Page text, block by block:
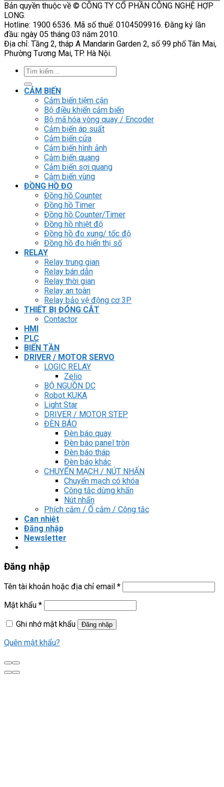
Bản quyền thuộc về © CÔNG TY CỔ PHẦN CÔNG NGHỆ HỢP
LONG.
Hotline: 1900 6536. Mã số thuế: 0104509916. Đăng ký lần
đầu: ngày 05 tháng 03 năm 2010.
Địa chỉ: Tầng 2, tháp A Mandarin Garden 2, số 99 phố Tân Mai,
Phường Tương Mai, TP. Hà Nội.
Tìm
kiếm:
CẢM BIẾN
Cảm biến tiệm cận
Bộ điều khiển cảm biến
Bộ mã hóa vòng quay / Encoder
Cảm biến áp suất
Cảm biến cửa
Cảm biến hình ảnh
Cảm biến quang
Cảm biến sợi quang
Cảm biến vùng
ĐỒNG HỒ ĐO
Đồng hồ Counter
Đồng hồ Timer
Đồng hồ Counter/Timer
Đồng hồ nhiệt độ
Đồng hồ đo xung/ tốc độ
Đồng hồ đo hiển thị số
RELAY
Relay trung gian
Relay bán dẫn
Relay thời gian
Relay an toàn
Relay bảo vệ động cơ 3P
THIẾT BỊ ĐÓNG CẮT
Contactor
HMI
PLC
BIẾN TẦN
DRIVER / MOTOR SERVO
LOGIC RELAY
Zelio
BỘ NGUỒN DC
Robot KUKA
Light Star
DRIVER / MOTOR STEP
ĐÈN BÁO
Đèn báo quay
Đèn báo panel tròn
Đèn báo tháp
Đèn báo khác
CHUYỂN MẠCH / NÚT NHẤN
Chuyển mạch có khóa
Công tắc dừng khẩn
Nút nhấn
Phích cắm / Ổ cắm / Công tắc
Can nhiệt
Đăng nhập
Newsletter
Đăng nhập
Tên tài khoản hoặc địa chỉ email *
Mật khẩu *
Ghi nhớ mật khẩu
Đăng nhập
Quên mật khẩu?